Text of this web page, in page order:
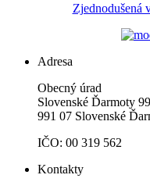
Zjednodušená
Adresa
Obecný úrad
Slovenské Ďarmoty 99
991 07 Slovenské
IČO: 00 319 562
Kontakty